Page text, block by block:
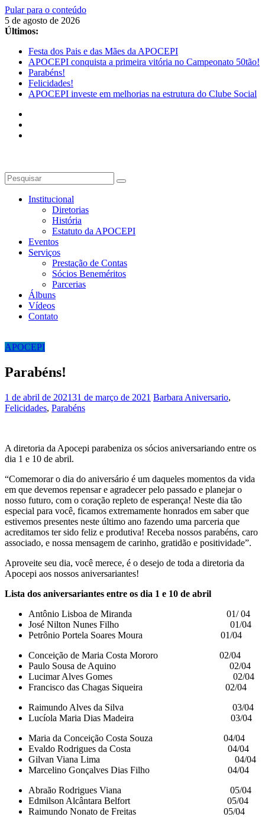
Pular para o conteúdo
5 de agosto de 2026
Últimos:
Festa dos Pais e das Mães da APOCEPI
APOCEPI conquista a primeira vitória no Campeonato 50tão!
Parabéns!
Felicidades!
APOCEPI investe em melhorias na estrutura do Clube Social
Institucional
Diretorias
História
Estatuto da APOCEPI
Eventos
Serviços
Prestação de Contas
Sócios Beneméritos
Parcerias
Álbuns
Vídeos
Contato
APOCEPI
Parabéns!
1 de abril de 202131 de março de 2021 Barbara Aniversario,
Felicidades, Parabéns
A diretoria da Apocepi parabeniza os sócios aniversariando entre os
dia 1 e 10 de abril.
“Comemorar o dia do aniversário é um daqueles momentos da vida
em que devemos repensar e agradecer pelo passado e planejar o
nosso futuro, com o coração repleto de esperança! Neste dia tão
especial para você, ficamos extremamente honrados em saber que
estivemos presentes neste último ano fazendo uma parceria que
acreditamos ter sido feliz e produtiva! Receba nossos parabéns, caro
associado, e nossa mensagem de carinho, gratidão e positividade”.
Aproveite seu dia, você merece, é o desejo de toda a diretoria da
Apocepi aos nossos aniversariantes!
Lista dos aniversariantes entre os dia 1 e 10 de abril
Antônio Lisboa de Miranda 01/ 04
José Nilton Nunes Filho 01/04
Petrônio Portela Soares Moura 01/04
Conceição de Maria Costa Mororo 02/04
Paulo Sousa de Aquino 02/04
Lucimar Alves Gomes 02/04
Francisco das Chagas Siqueira 02/04
Raimundo Alves da Silva 03/04
Lucíola Maria Dias Madeira 03/04
Maria da Conceição Costa Souza 04/04
Evaldo Rodrigues da Costa 04/04
Gilvan Viana Lima 04/04
Marcelino Gonçalves Dias Filho 04/04
Abraão Rodrigues Viana 05/04
Edmilson Alcântara Belfort 05/04
Raimundo Nonato de Freitas 05/04